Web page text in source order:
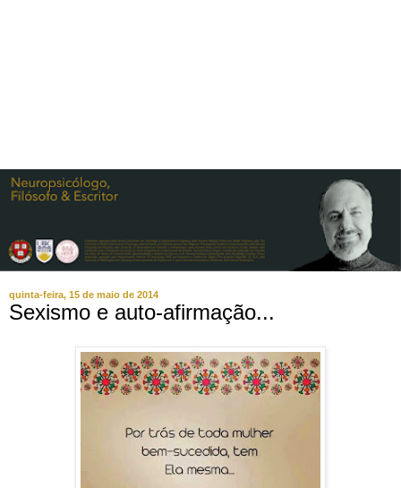
quinta-feira, 15 de maio de 2014
Sexismo e auto-afirmação...